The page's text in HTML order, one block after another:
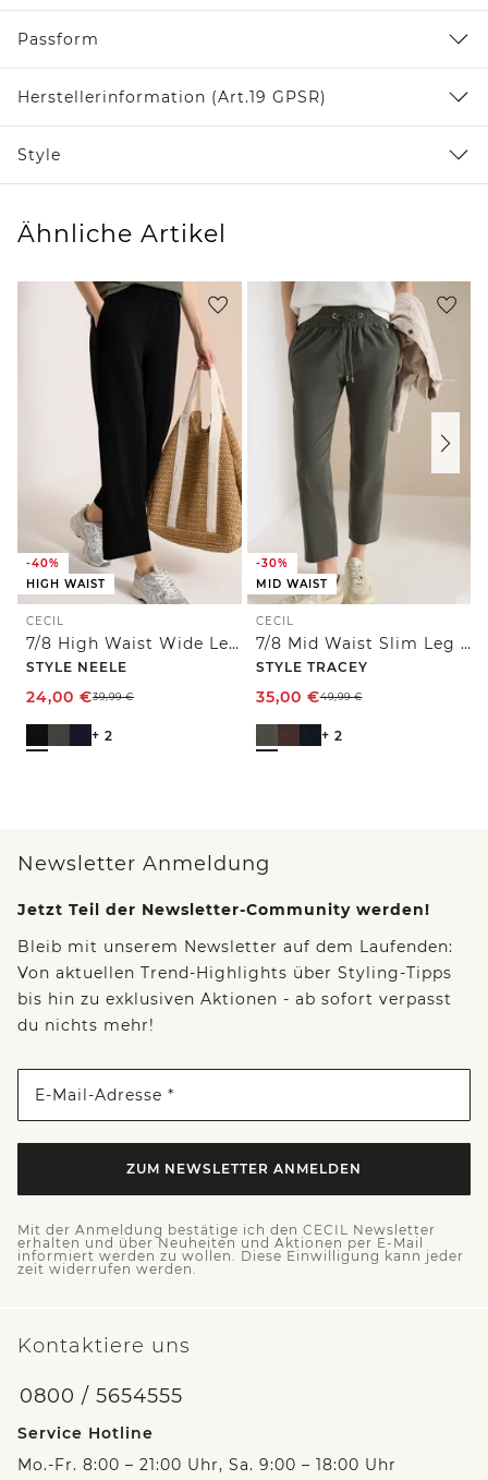
Passform
Herstellerinformation (Art.19 GPSR)
Style
Ähnliche Artikel
-40%
HIGH WAIST
CECIL
7/8 High Waist Wide Leg Jerseyhose im Loose Fit
STYLE NEELE
24,00 €39,99€
+ 2
-30%
MID WAIST
CECIL
7/8 Mid Waist Slim Leg Hose im Casual Fit
STYLE TRACEY
35,00 €49,99€
+ 2
Newsletter Anmeldung
Jetzt Teil der Newsletter-Community werden!
Bleib mit unserem Newsletter auf dem Laufenden:
Von aktuellen Trend-Highlights über Styling-Tipps
bis hin zu exklusiven Aktionen - ab sofort verpasst
du nichts mehr!
E-Mail-Adresse *
ZUM NEWSLETTER ANMELDEN
Mit der Anmeldung bestätige ich den CECIL Newsletter
erhalten und über Neuheiten und Aktionen per E-Mail
informiert werden zu wollen. Diese Einwilligung kann jeder
zeit widerrufen werden.
Kontaktiere uns
0800 / 5654555
Service Hotline
Mo.-Fr. 8:00 – 21:00 Uhr, Sa. 9:00 – 18:00 Uhr